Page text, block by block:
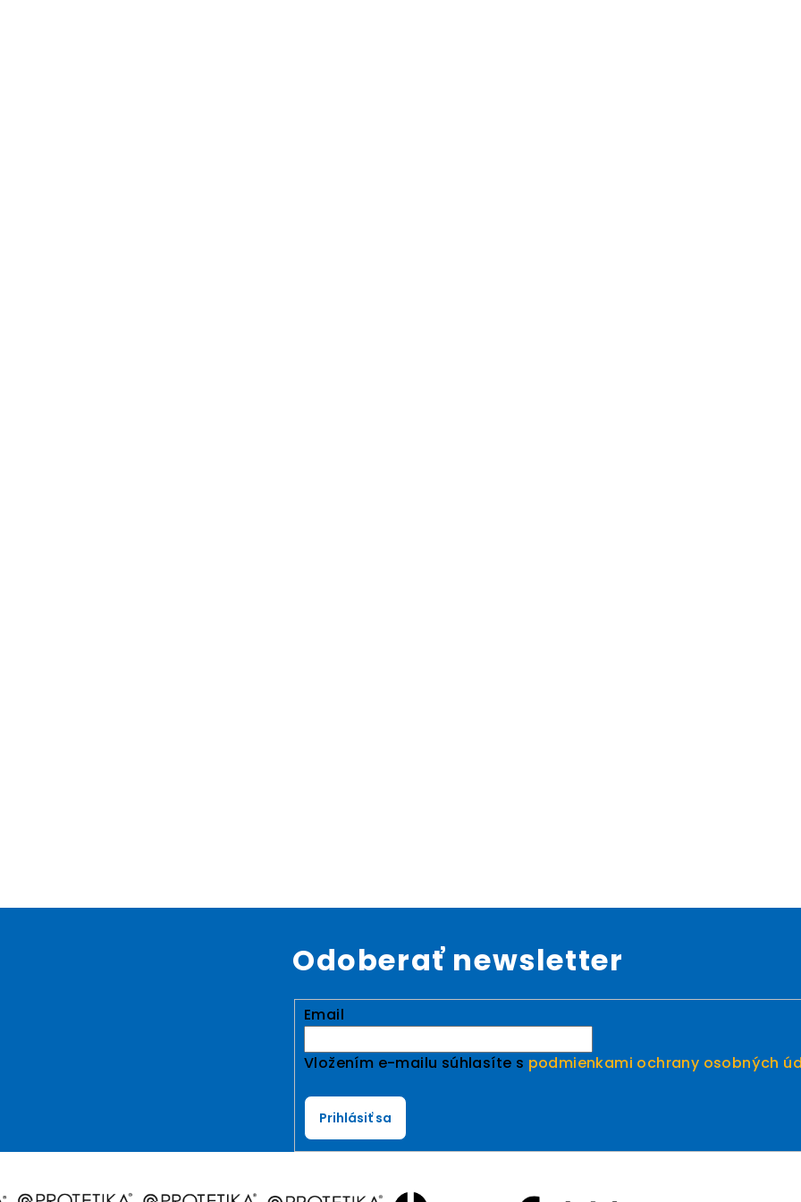
Odoberať newsletter
Email
Vložením e-mailu súhlasíte s podmienkami ochrany osobných
Prihlásiť sa